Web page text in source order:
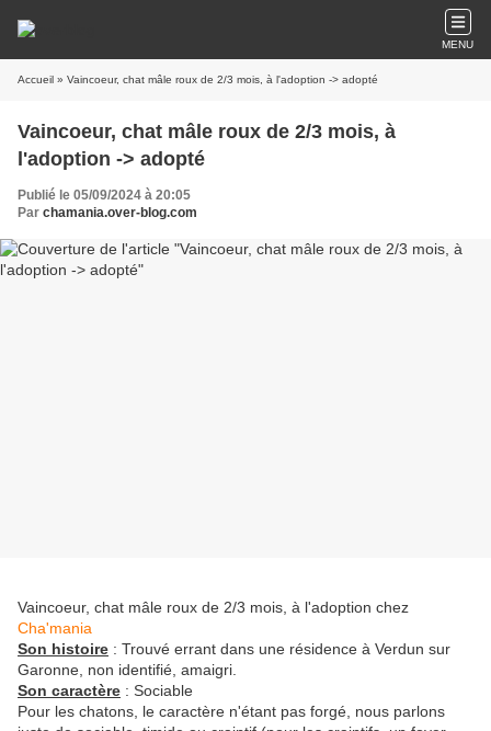
MENU
Accueil » Vaincoeur, chat mâle roux de 2/3 mois, à l'adoption -> adopté
Vaincoeur, chat mâle roux de 2/3 mois, à
l'adoption -> adopté
Publié le 05/09/2024 à 20:05
Par chamania.over-blog.com
Vaincoeur, chat mâle roux de 2/3 mois, à l'adoption chez
Cha'mania
Son histoire : Trouvé errant dans une résidence à Verdun sur
Garonne, non identifié, amaigri.
Son caractère : Sociable
Pour les chatons, le caractère n'étant pas forgé, nous parlons